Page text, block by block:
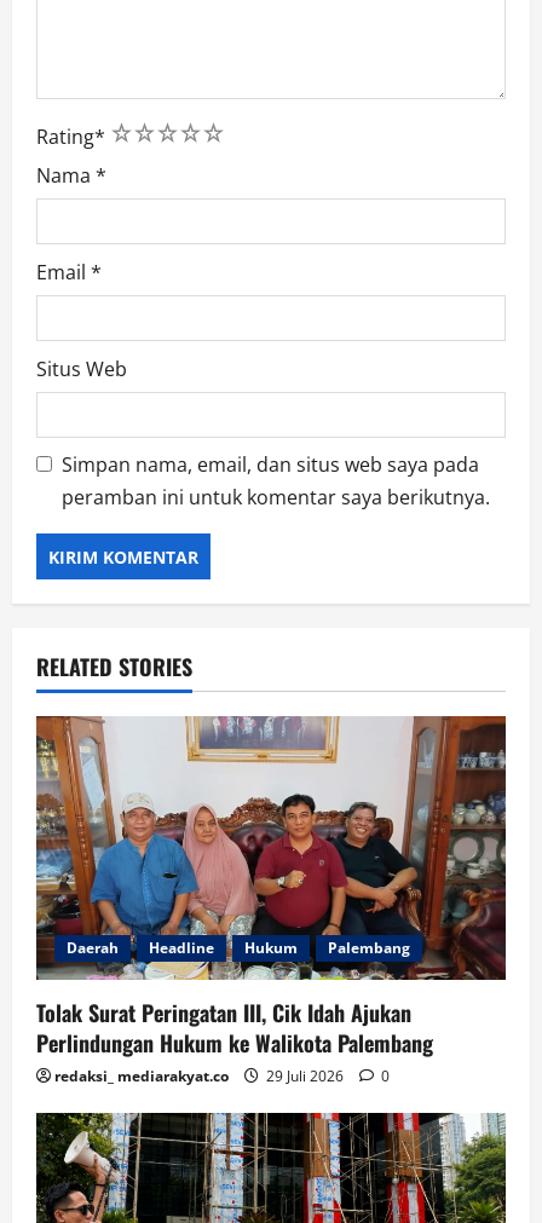
Rating* 5
4
3
2
1
Nama *
Email *
Situs Web
Simpan nama, email, dan situs web saya pada
peramban ini untuk komentar saya berikutnya.
RELATED STORIES
Daerah Headline Hukum Palembang
Tolak Surat Peringatan III, Cik Idah Ajukan
Perlindungan Hukum ke Walikota Palembang
redaksi_ mediarakyat.co 29 Juli 2026 0